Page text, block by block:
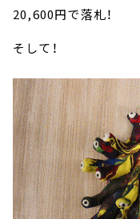
20,600円で落札！
そして！